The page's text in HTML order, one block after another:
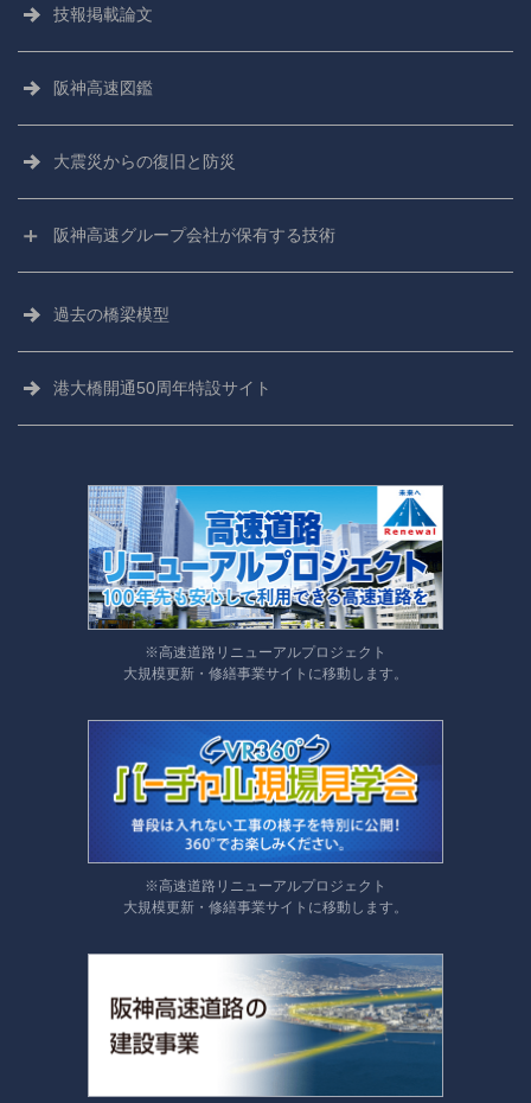
技報掲載論文
阪神高速図鑑
大震災からの復旧と防災
阪神高速グループ会社が保有する技術
阪神高速技術株式会社
過去の橋梁模型
港大橋開通50周年特設サイト
※高速道路リニューアルプロジェクト
大規模更新・修繕事業サイトに移動します。
※高速道路リニューアルプロジェクト
大規模更新・修繕事業サイトに移動します。